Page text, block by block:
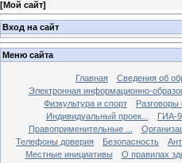
[Мой сайт]
Вход на сайт
Меню сайта
Главная Сведения об
Электронная информационно-
Физкультура и спорт
Индивидуальный проек...
ГИА-
Правоприменительные ...
Телефоны доверия
Безопасность
Местные инициативы
О правилах